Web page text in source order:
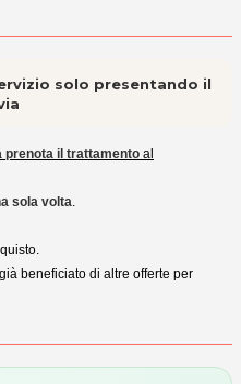
solo presentando il
prenota il trattamento al
sola volta.
beneficiato di altre offerte per